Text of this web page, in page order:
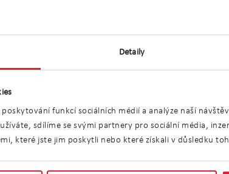
Detaily
funkcí sociálních médií a analýze naší
sdílíme se svými partnery pro sociální média,
které jste jim poskytli nebo které získali v důsledku
Před
rekonstrukcí
Po
Lodžie
Terasa
Parkování
Garáž